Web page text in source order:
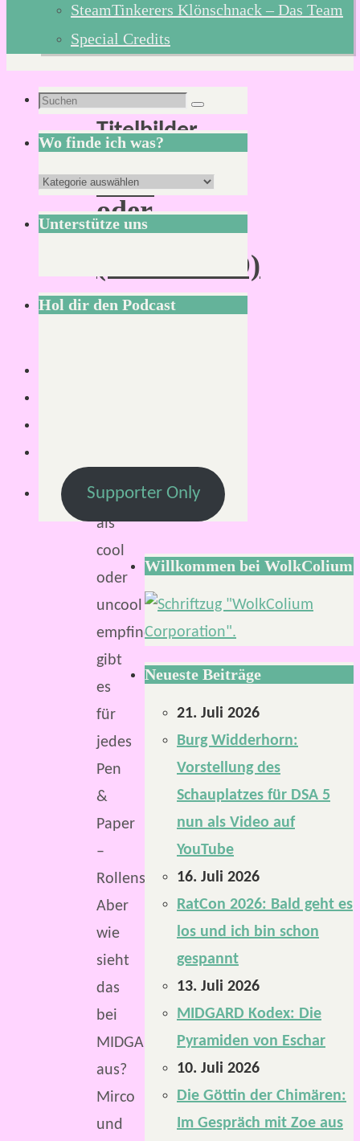
SteamTinkerers Klönschnack – Das Team
Special Credits
Schlagwort:
Titelbilder
Cool
oder
uncool?
(MIDGARD)
die
wir
als
cool
oder
uncool
empfinden,
gibt
es
für
jedes
Pen
&
Paper
–
Rollenspiel.
Aber
wie
sieht
das
bei
MIDGARD
aus?
Mirco
und
Suchen
nach:
Suchen
Wo finde ich was?
Wo
finde
ich
Unterstütze uns
Hol dir den Podcast
Supporter Only
Willkommen bei WolkColium
Neueste Beiträge
21. Juli 2026
Burg Widderhorn:
Vorstellung des
Schauplatzes für DSA 5
nun als Video auf
YouTube
16. Juli 2026
RatCon 2026: Bald geht es
los und ich bin schon
gespannt
13. Juli 2026
MIDGARD Kodex: Die
Pyramiden von Eschar
10. Juli 2026
Die Göttin der Chimären:
Im Gespräch mit Zoe aus